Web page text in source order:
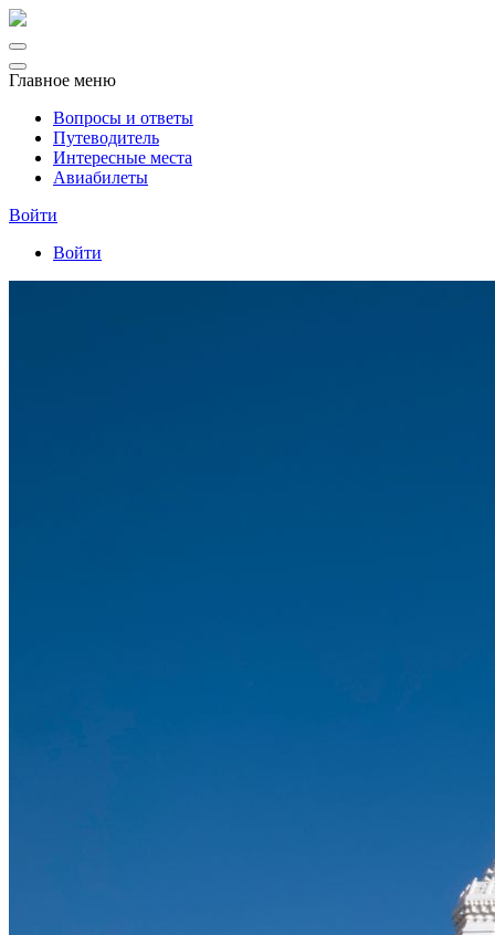
Главное меню
Вопросы и ответы
Путеводитель
Интересные места
Авиабилеты
Войти
Войти